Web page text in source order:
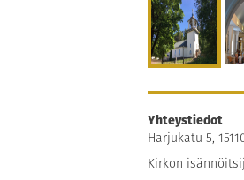
Yhteystiedot
Harjukatu 5,
Kirkon